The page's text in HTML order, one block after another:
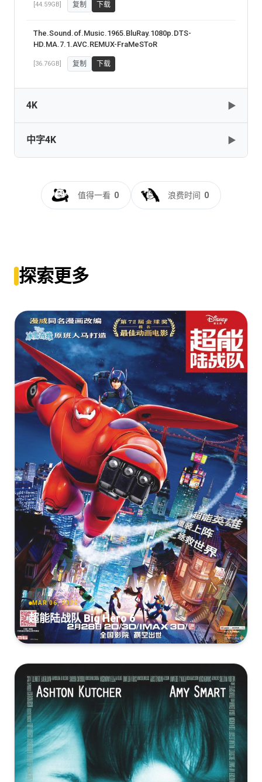
[44.59GB] 复制 下载
The.Sound.of.Music.1965.BluRay.1080p.DTS-
HD.MA.7.1.AVC.REMUX-FraMeSToR
[36.76GB] 复制 下载
4K ▶
The Sound of Music 1965 UHD BluRay 2160p HDR10 DV
HEVC TrueHD Atmos 7.1 x265
The Sound of Music 1965 4K.Ai .mkv
[26.18GB] 复制
The Sound of Music BD Rip 2160p AI Upscale
[26.18GB] 复制 下载
The Sound Of Music (1965) [2160p] [4K] [BluRay] [5.1]
[YTS.MX]
[9.23GB] 复制 下载
中字4K ▶
幕
DreamHD
值得一看 0 浪费时间 0
探索更多
MAR 06, 2026
超能陆战队 Big Hero 6